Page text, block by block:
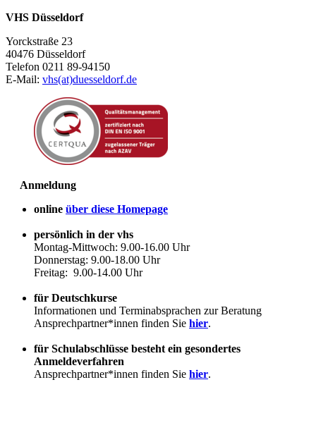
VHS Düsseldorf
Yorckstraße 23
40476 Düsseldorf
Telefon 0211 89-94150
E-Mail: vhs(at)duesseldorf.de
Anmeldung
online über diese Homepage
persönlich in der vhs
Montag-Mittwoch: 9.00-16.00 Uhr
Donnerstag: 9.00-18.00 Uhr
Freitag: 9.00-14.00 Uhr
für Deutschkurse
Informationen und Terminabsprachen zur Beratung
Ansprechpartner*innen finden Sie hier.
für Schulabschlüsse besteht ein gesondertes
Anmeldeverfahren
Ansprechpartner*innen finden Sie hier.